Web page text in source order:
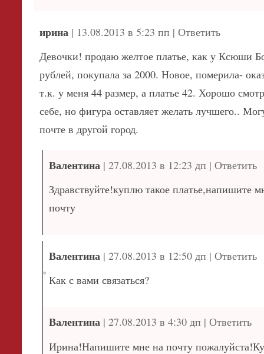
ирина | 13.08.2013 в 5:23 пп |Ответить
Девочки! продаю желтое платье, как у Ксюши
рублей, покупала за 2000. Новое, померила-
т.к. у меня 44 размер, а платье 42. Хорошо
себе, но фигура оставляет желать лучшего..
почте в другой город.
Валентина |27.08.2013 в 12:23 дп |Ответить
Здравствуйте!куплю такое платье,напишите
почту
Валентина |27.08.2013 в 12:50 дп |Ответить
Как с вами связаться?
Валентина |27.08.2013 в 4:30 дп |Ответить
Ирина!Напишите мне на почту